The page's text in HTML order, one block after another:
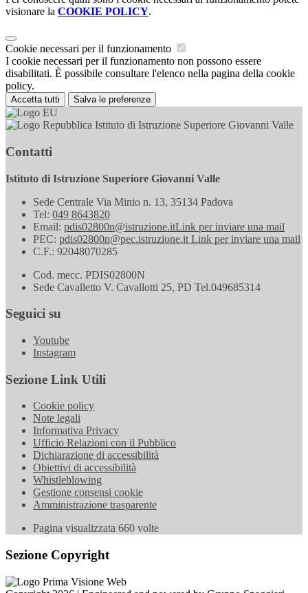
visionare la COOKIE POLICY.
Cookie necessari per il funzionamento
I cookie necessari per il funzionamento non possono essere
disabilitati. È possibile consultare l'elenco nella pagina della cookie
policy.
Accetta tutti Salva le preferenze
Istituto di Istruzione Superiore Giovanni Valle
Contatti
Istituto di Istruzione Superiore Giovanni Valle
Sede Centrale Via Minio n. 13, 35134 Padova
Tel: 049 8643820
Email: pdis02800n@istruzione.itLink per inviare una mail
PEC: pdis02800n@pec.istruzione.it Link per inviare una mail
C.F.: 92048070285
Cod. mecc. PDIS02800N
Sede Cavalletto V. Cavallotti 25, PD Tel.049685314
Seguici su
Youtube
Instagram
Sezione Link Utili
Cookie policy
Note legali
Informativa Privacy
Ufficio Relazioni con il Pubblico
Dichiarazione di accessibilità
Obiettivi di accessibilità
Whistleblowing
Gestione consensi cookie
Amministrazione trasparente
Pagina visualizzata 660 volte
Sezione Copyright